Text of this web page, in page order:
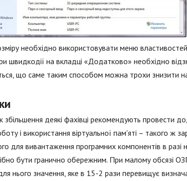
необхідно використовувати меню
на вкладці «Додатково» необхідно
що саме таким способом можна трохи знизити
збільшення деякі фахівці рекомендують провести
і використання віртуальної пам'яті – такого ж
для вивантаження програмних компонентів в разі
бути гранично обережним. При малому обсязі
нього значення, яке в 15-2 рази перевищує